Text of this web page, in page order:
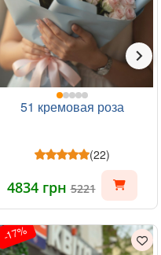
51 кремовая роза
(22)
4834 грн5221
-17%